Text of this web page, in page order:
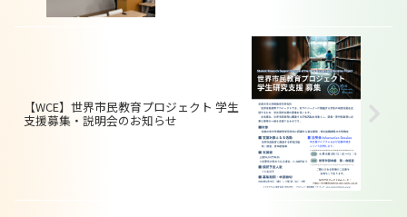
【WCE】世界市民教育プロジェクト 学生
支援募集・説明会のお知らせ